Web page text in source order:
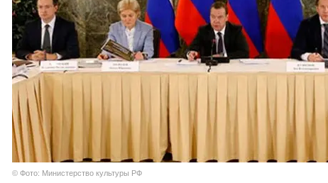
© Фото: Министерство культуры РФ